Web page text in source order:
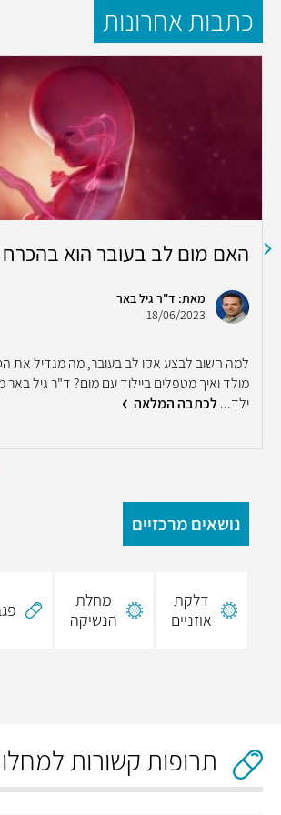
כתבות אחרונות
האם מום לב בעובר הוא בהכרח
מאת: ד"ר גיל באר
18/06/2023
למה חשוב לבצע אקו לב בעובר, מה מגדיל את
מולד ואיך מטפלים ביילוד עם מום? ד"ר גיל
ילד...לכתבה המלאה
נושאים מרכזיים
דלקת
אוזניים
מחלת
הנשיקה
תרופות קשורות